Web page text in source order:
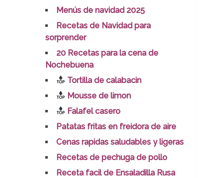
Menús de navidad 2025
Recetas de Navidad para
sorprender
20 Recetas para la cena de
Nochebuena
Tortilla de calabacin
Mousse de limon
Falafel casero
Patatas fritas en freidora de aire
Cenas rapidas saludables y ligeras
Recetas de pechuga de pollo
Receta facil de Ensaladilla Rusa